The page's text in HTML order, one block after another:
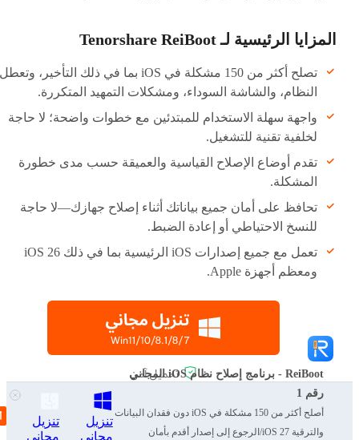
المزايا الرئيسية لـ Tenorshare ReiBoot
تصلح أكثر من 150 مشكلة في iOS بما في ذلك التأخير، وتعطل
النظام، والشاشة السوداء، ومشكلات التمهيد المتكررة.
واجهة سهلة الاستخدام للمبتدئين مع خطوات واضحة؛ لا حاجة
لخلفية تقنية للتشغيل.
تقدم أوضاع الإصلاح القياسية والعميقة حسب مدى خطورة
المشكلة.
تحافظ على أمان جميع بياناتك أثناء إصلاح جهازك—لا حاجة
للنسخ الاحتياطي أو إعادة الضبط.
تعمل مع جميع إصدارات iOS الرئيسية بما في ذلك iOS 26
ومعظم أجهزة Apple.
ReiBoot - برنامج إصلاح نظام iOS المجاني
رقم 1
أصلح أكثر من 150 مشكلة في iOS دون فقدان البيانات
والترقية iOS 27/الرجوع إلى إصدار أقدم بأمان
تنزيل
مجاني
تنزيل
مجاني